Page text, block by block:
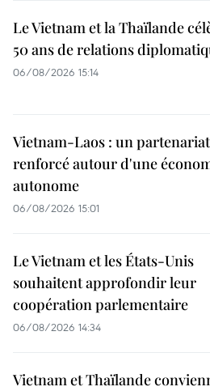
Le Vietnam et la Thaïlande
50 ans de relations
06/08/2026 15:14
Vietnam-Laos : un partenariat
renforcé autour d'une
autonome
06/08/2026 15:01
Le Vietnam et les États-Unis
souhaitent approfondir leur
coopération parlementaire
06/08/2026 14:34
Vietnam et Thaïlande